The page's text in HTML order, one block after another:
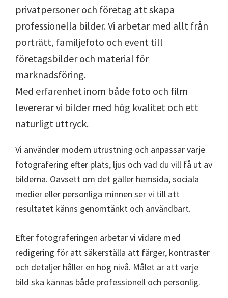
privatpersoner och företag att skapa
professionella bilder. Vi arbetar med allt från
porträtt, familjefoto och event till
företagsbilder och material för
marknadsföring.
Med erfarenhet inom både foto och film
levererar vi bilder med hög kvalitet och ett
naturligt uttryck.
Vi använder modern utrustning och anpassar varje
fotografering efter plats, ljus och vad du vill få ut av
bilderna. Oavsett om det gäller hemsida, sociala
medier eller personliga minnen ser vi till att
resultatet känns genomtänkt och användbart.
Efter fotograferingen arbetar vi vidare med
redigering för att säkerställa att färger, kontraster
och detaljer håller en hög nivå. Målet är att varje
bild ska kännas både professionell och personlig.